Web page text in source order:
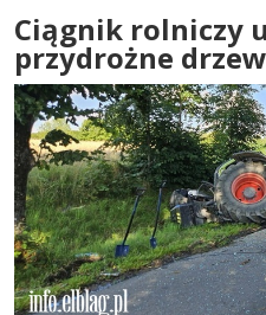
Ciągnik rolniczy
przydrożne